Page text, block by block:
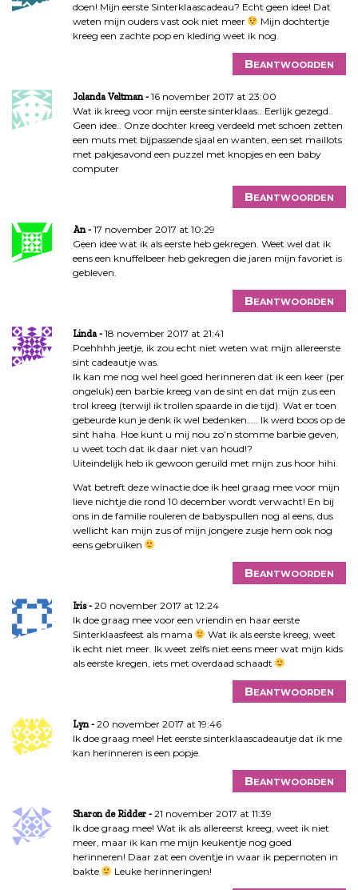
doen! Mijn eerste Sinterklaascadeau? Echt geen idee! Dat
weten mijn ouders vast ook niet meer
Mijn dochtertje
kreeg een zachte pop en kleding weet ik nog.
Beantwoorden
Jolanda Veltman
16 november 2017 at 23:00
Wat ik kreeg voor mijn eerste sinterklaas.. Eerlijk gezegd..
Geen idee.. Onze dochter kreeg verdeeld met schoen zetten
een muts met bijpassende sjaal en wanten, een set maillots
met pakjesavond een puzzel met knopjes en een baby
computer
Beantwoorden
An
17 november 2017 at 10:29
Geen idee wat ik als eerste heb gekregen. Weet wel dat ik
eens een knuffelbeer heb gekregen die jaren mijn favoriet is
gebleven.
Beantwoorden
Linda
18 november 2017 at 21:41
Poehhhh jeetje, ik zou echt niet weten wat mijn allereerste
sint cadeautje was.
Ik kan me nog wel heel goed herinneren dat ik een keer (per
ongeluk) een barbie kreeg van de sint en dat mijn zus een
trol kreeg (terwijl ik trollen spaarde in die tijd). Wat er toen
gebeurde kun je denk ik wel bedenken….. Ik werd boos op de
sint haha. Hoe kunt u mij nou zo’n stomme barbie geven,
u weet toch dat ik daar niet van houd!?
Uiteindelijk heb ik gewoon geruild met mijn zus hoor hihi.
Wat betreft deze winactie doe ik heel graag mee voor mijn
lieve nichtje die rond 10 december wordt verwacht! En bij
ons in de familie rouleren de babyspullen nog al eens, dus
wellicht kan mijn zus of mijn jongere zusje hem ook nog
eens gebruiken
Beantwoorden
Iris
20 november 2017 at 12:24
Ik doe graag mee voor een vriendin en haar eerste
Sinterklaasfeest als mama
Wat ik als eerste kreeg, weet
ik echt niet meer. Ik weet zelfs niet eens meer wat mijn kids
als eerste kregen, iets met overdaad schaadt
Beantwoorden
Lyn
20 november 2017 at 19:46
Ik doe graag mee! Het eerste sinterklaascadeautje dat ik me
kan herinneren is een popje.
Beantwoorden
Sharon de Ridder
21 november 2017 at 11:39
Ik doe graag mee! Wat ik als allereerst kreeg, weet ik niet
meer, maar ik kan me mijn keukentje nog goed
herinneren! Daar zat een oventje in waar ik pepernoten in
bakte
Leuke herinneringen!